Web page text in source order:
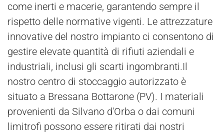
come inerti e macerie, garantendo sempre il
rispetto delle normative vigenti. Le attrezzature
innovative del nostro impianto ci consentono di
gestire elevate quantità di rifiuti aziendali e
industriali, inclusi gli scarti ingombranti.Il
nostro centro di stoccaggio autorizzato è
situato a Bressana Bottarone (PV). I materiali
provenienti da Silvano d'Orba o dai comuni
limitrofi possono essere ritirati dai nostri